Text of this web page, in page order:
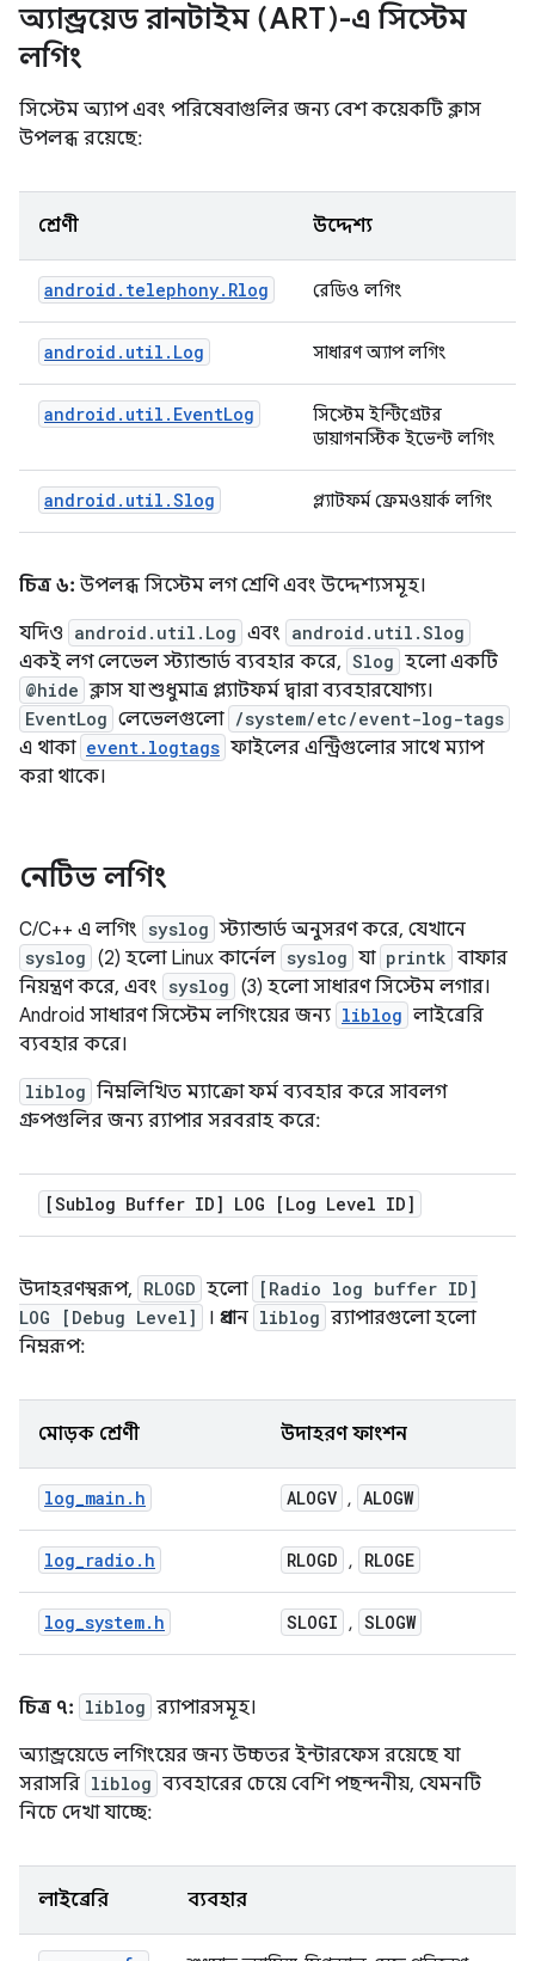
অ্যান্ড্রয়েড রানটাইম (ART)-এ সিস্টেম
লগিং
সিস্টেম অ্যাপ এবং পরিষেবাগুলির জন্য বেশ কয়েকটি ক্লাস
উপলব্ধ রয়েছে:
শ্রেণী উদ্দেশ্য
android.telephony.Rlog রেডিও লগিং
android.util.Log সাধারণ অ্যাপ লগিং
android.util.EventLog
সিস্টেম ইন্টিগ্রেটর
ডায়াগনস্টিক ইভেন্ট লগিং
android.util.Slog প্ল্যাটফর্ম ফ্রেমওয়ার্ক লগিং
চিত্র ৬: উপলব্ধ সিস্টেম লগ শ্রেণি এবং উদ্দেশ্যসমূহ।
যদিও android.util.Log এবং android.util.Slog
একই লগ লেভেল স্ট্যান্ডার্ড ব্যবহার করে, Slog হলো একটি
@hide ক্লাস যা শুধুমাত্র প্ল্যাটফর্ম দ্বারা ব্যবহারযোগ্য।
EventLog লেভেলগুলো /system/etc/event-log-tags
এ থাকা event.logtags ফাইলের এন্ট্রিগুলোর সাথে ম্যাপ
করা থাকে।
নেটিভ লগিং
C/C++ এ লগিং syslog স্ট্যান্ডার্ড অনুসরণ করে, যেখানে
syslog (2) হলো Linux কার্নেল syslog যা printk বাফার
নিয়ন্ত্রণ করে, এবং syslog (3) হলো সাধারণ সিস্টেম লগার।
Android সাধারণ সিস্টেম লগিংয়ের জন্য liblog লাইব্রেরি
ব্যবহার করে।
liblog নিম্নলিখিত ম্যাক্রো ফর্ম ব্যবহার করে সাবলগ
গ্রুপগুলির জন্য র‍্যাপার সরবরাহ করে:
[Sublog Buffer ID] LOG [Log Level ID]
উদাহরণস্বরূপ, RLOGD হলো [Radio log buffer ID]
LOG [Debug Level]
। প্রধান liblog র‍্যাপারগুলো হলো
নিম্নরূপ:
মোড়ক শ্রেণী উদাহরণ ফাংশন
log_main.h ALOGV , ALOGW
log_radio.h RLOGD , RLOGE
log_system.h SLOGI , SLOGW
চিত্র ৭: liblog র‍্যাপারসমূহ।
অ্যান্ড্রয়েডে লগিংয়ের জন্য উচ্চতর ইন্টারফেস রয়েছে যা
সরাসরি liblog ব্যবহারের চেয়ে বেশি পছন্দনীয়, যেমনটি
নিচে দেখা যাচ্ছে:
লাইব্রেরি ব্যবহার